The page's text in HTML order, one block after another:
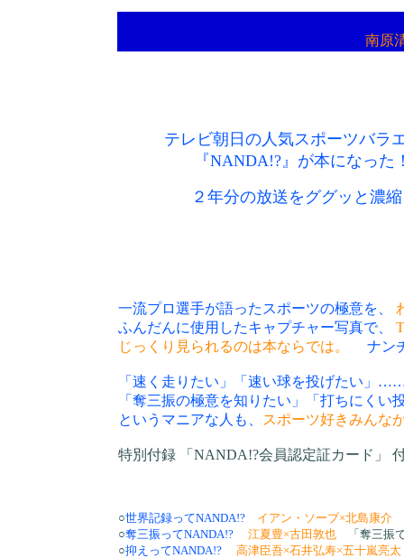
南原
テレビ朝日の人気スポーツバラ
『NANDA!?』が本になった
２年分の放送をググッと濃
一流プロ選手が語ったスポーツの極意を、
ふんだんに使用したキャプチャー写真で、
じっくり見られるのは本ならでは。
ナン
「速く走りたい」「速い球を投げたい」
「奪三振の極意を知りたい」「打ちにくい
というマニアな人も、
スポーツ好きみんな
特別付録 「NANDA!?会員認定証カード」
○世界記録ってNANDA!? イアン・ソープ×北島康介
○奪三振ってNANDA!? 江夏豊×古田敦也
「奪三振
○抑えってNANDA!?
高津臣吾×石井弘寿×五十嵐亮